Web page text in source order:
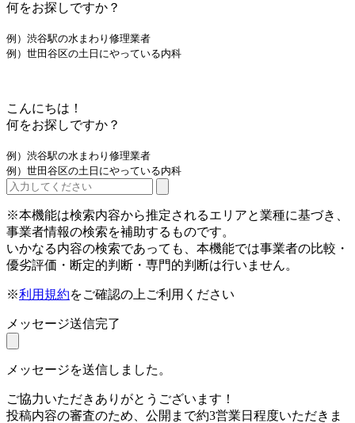
何をお探しですか？
例）渋谷駅の水まわり修理業者
例）世田谷区の土日にやっている内科
こんにちは！
何をお探しですか？
例）渋谷駅の水まわり修理業者
例）世田谷区の土日にやっている内科
※本機能は検索内容から推定されるエリアと業種に基づき、
事業者情報の検索を補助するものです。
いかなる内容の検索であっても、本機能では事業者の比較・
優劣評価・断定的判断・専門的判断は行いません。
※利用規約をご確認の上ご利用ください
メッセージ送信完了
メッセージを送信しました。
ご協力いただきありがとうございます！
投稿内容の審査のため、公開まで約3営業日程度いただきま